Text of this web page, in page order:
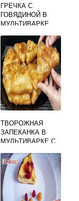
ГРЕЧКА С
ГОВЯДИНОЙ В
МУЛЬТИВАРКЕ
ТВОРОЖНАЯ
ЗАПЕКАНКА В
МУЛЬТИВАРКЕ С